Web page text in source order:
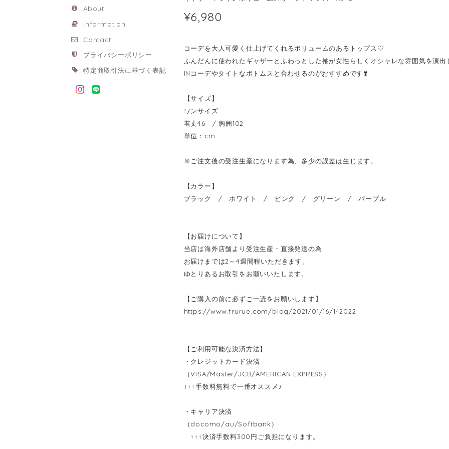
About
Information
Contact
プライバシーポリシー
特定商取引法に基づく表記
¥6,980
コーデを大人可愛く仕上げてくれるボリュームのあるトップス♡
ふんだんに使われたギャザーとふわっとした袖が女性らしくオシャレな雰囲気を演
INコーデやタイトなボトムスと合わせるのがおすすめです❣️
【サイズ】
ワンサイズ
着丈46 / 胸囲102
単位：cm
※ご注文後の受注生産になります為、多少の誤差は生じます。
【カラー】
ブラック / ホワイト / ピンク / グリーン / パープル
【お届けについて】
当店は海外店舗より受注生産・直接発送の為
お届けまでは2～4週間程いただきます。
ゆとりあるお取引をお願いいたします。
【ご購入の前に必ずご一読をお願いします】
https://www.frurue.com/blog/2021/01/16/142022
【ご利用可能な決済方法】
・クレジットカード決済
（VISA/Master/JCB/AMERICAN EXPRESS）
↑↑↑手数料無料で一番オススメ♪
・キャリア決済
（docomo/au/Softbank）
↑↑↑決済手数料300円ご負担になります。